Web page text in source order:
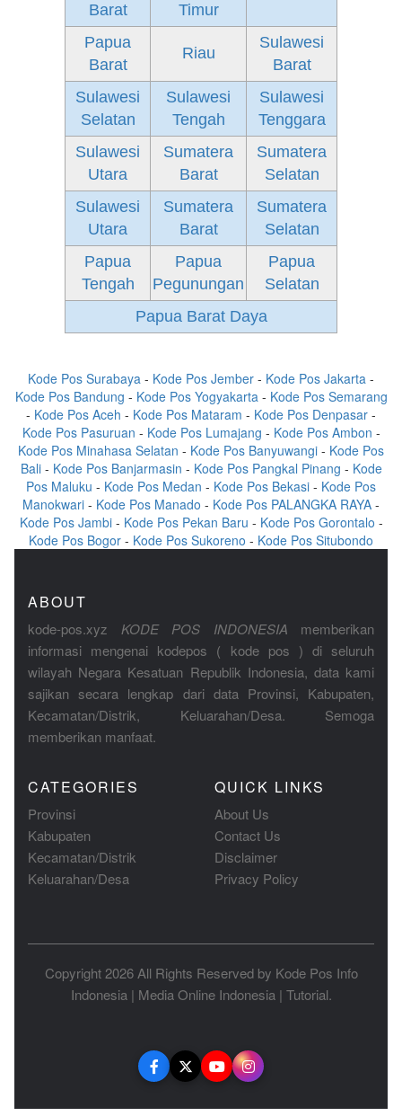
Barat
Timur
Papua
Barat
Riau
Sulawesi
Barat
Sulawesi
Selatan
Sulawesi
Tengah
Sulawesi
Tenggara
Sulawesi
Utara
Sumatera
Barat
Sumatera
Selatan
Sulawesi
Utara
Sumatera
Barat
Sumatera
Selatan
Papua
Tengah
Papua
Pegunungan
Papua
Selatan
Papua Barat Daya
Kode Pos Surabaya - Kode Pos Jember - Kode Pos Jakarta -
Kode Pos Bandung - Kode Pos Yogyakarta- Kode Pos Semarang
- Kode Pos Aceh - Kode Pos Mataram - Kode Pos Denpasar -
Kode Pos Pasuruan - Kode Pos Lumajang - Kode Pos Ambon -
Kode Pos Minahasa Selatan - Kode Pos Banyuwangi - Kode Pos
Bali- Kode Pos Banjarmasin - Kode Pos Pangkal Pinang - Kode
Pos Maluku - Kode Pos Medan - Kode Pos Bekasi - Kode Pos
Manokwari - Kode Pos Manado - Kode Pos PALANGKA RAYA -
Kode Pos Jambi- Kode Pos Pekan Baru - Kode Pos Gorontalo -
Kode Pos Bogor - Kode Pos Sukoreno - Kode Pos Situbondo
ABOUT
kode-pos.xyz KODE POS INDONESIA memberikan
informasi mengenai kodepos ( kode pos ) di seluruh
wilayah Negara Kesatuan Republik Indonesia, data kami
sajikan secara lengkap dari data Provinsi, Kabupaten,
Kecamatan/Distrik, Keluarahan/Desa. Semoga
memberikan manfaat.
CATEGORIES
Provinsi
Kabupaten
Kecamatan/Distrik
Keluarahan/Desa
QUICK LINKS
About Us
Contact Us
Disclaimer
Privacy Policy
Copyright 2026 All Rights Reserved by Kode Pos Info
Indonesia| Media Online Indonesia| Tutorial.